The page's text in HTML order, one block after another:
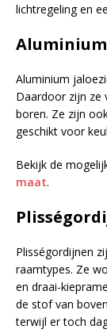
lichtregeling en
Aluminium
Daardoor zijn ze
boren. Ze zijn
geschikt voor
Bekijk de
maat.
Plisségordijnen
raamtypes. Ze
en draai-
de stof van
terwijl er toch